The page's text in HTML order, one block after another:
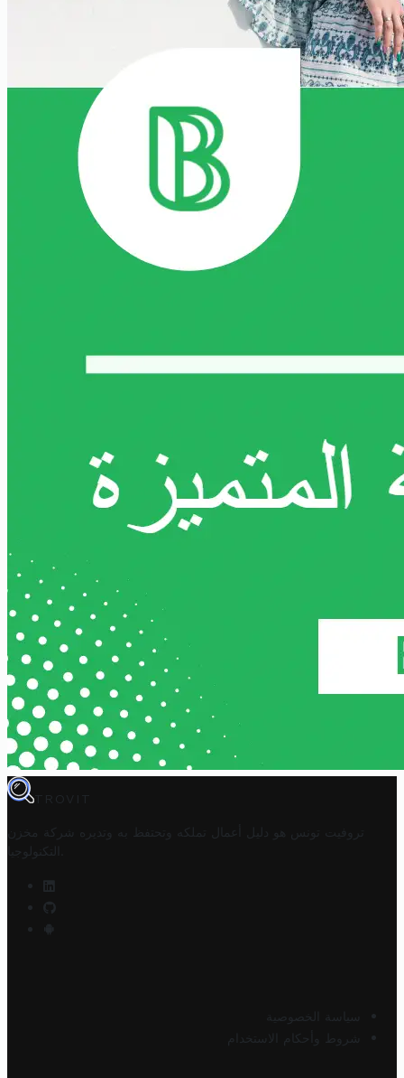
TROVIT
تروفيت تونس هو دليل أعمال تملكه وتحتفظ به وتديره
شركة مخزن
التكنولوجيا
سياسة الخصوصية
شروط وأحكام الاستخدام